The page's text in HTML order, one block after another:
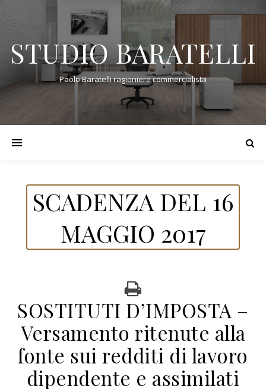
STUDIO BARATELLI
Paolo Baratelli ragioniere commercialista
SCADENZA DEL 16
MAGGIO 2017
SOSTITUTI D’IMPOSTA –
Versamento ritenute alla
fonte sui redditi di lavoro
dipendente e assimilati